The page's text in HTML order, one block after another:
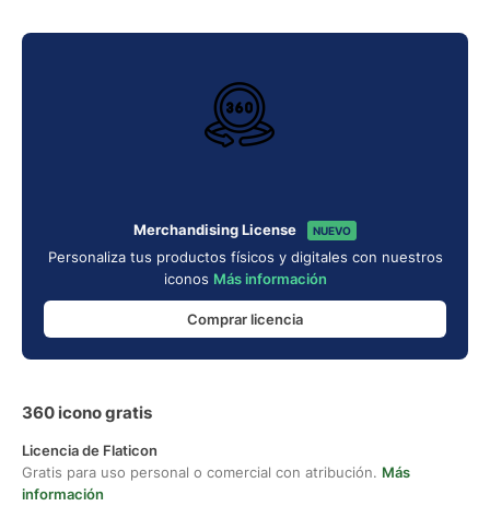
Merchandising License NUEVO
Personaliza tus productos físicos y digitales con nuestros
iconos Más información
Comprar licencia
360 icono gratis
Licencia de Flaticon
Gratis para uso personal o comercial con atribución. Más
información